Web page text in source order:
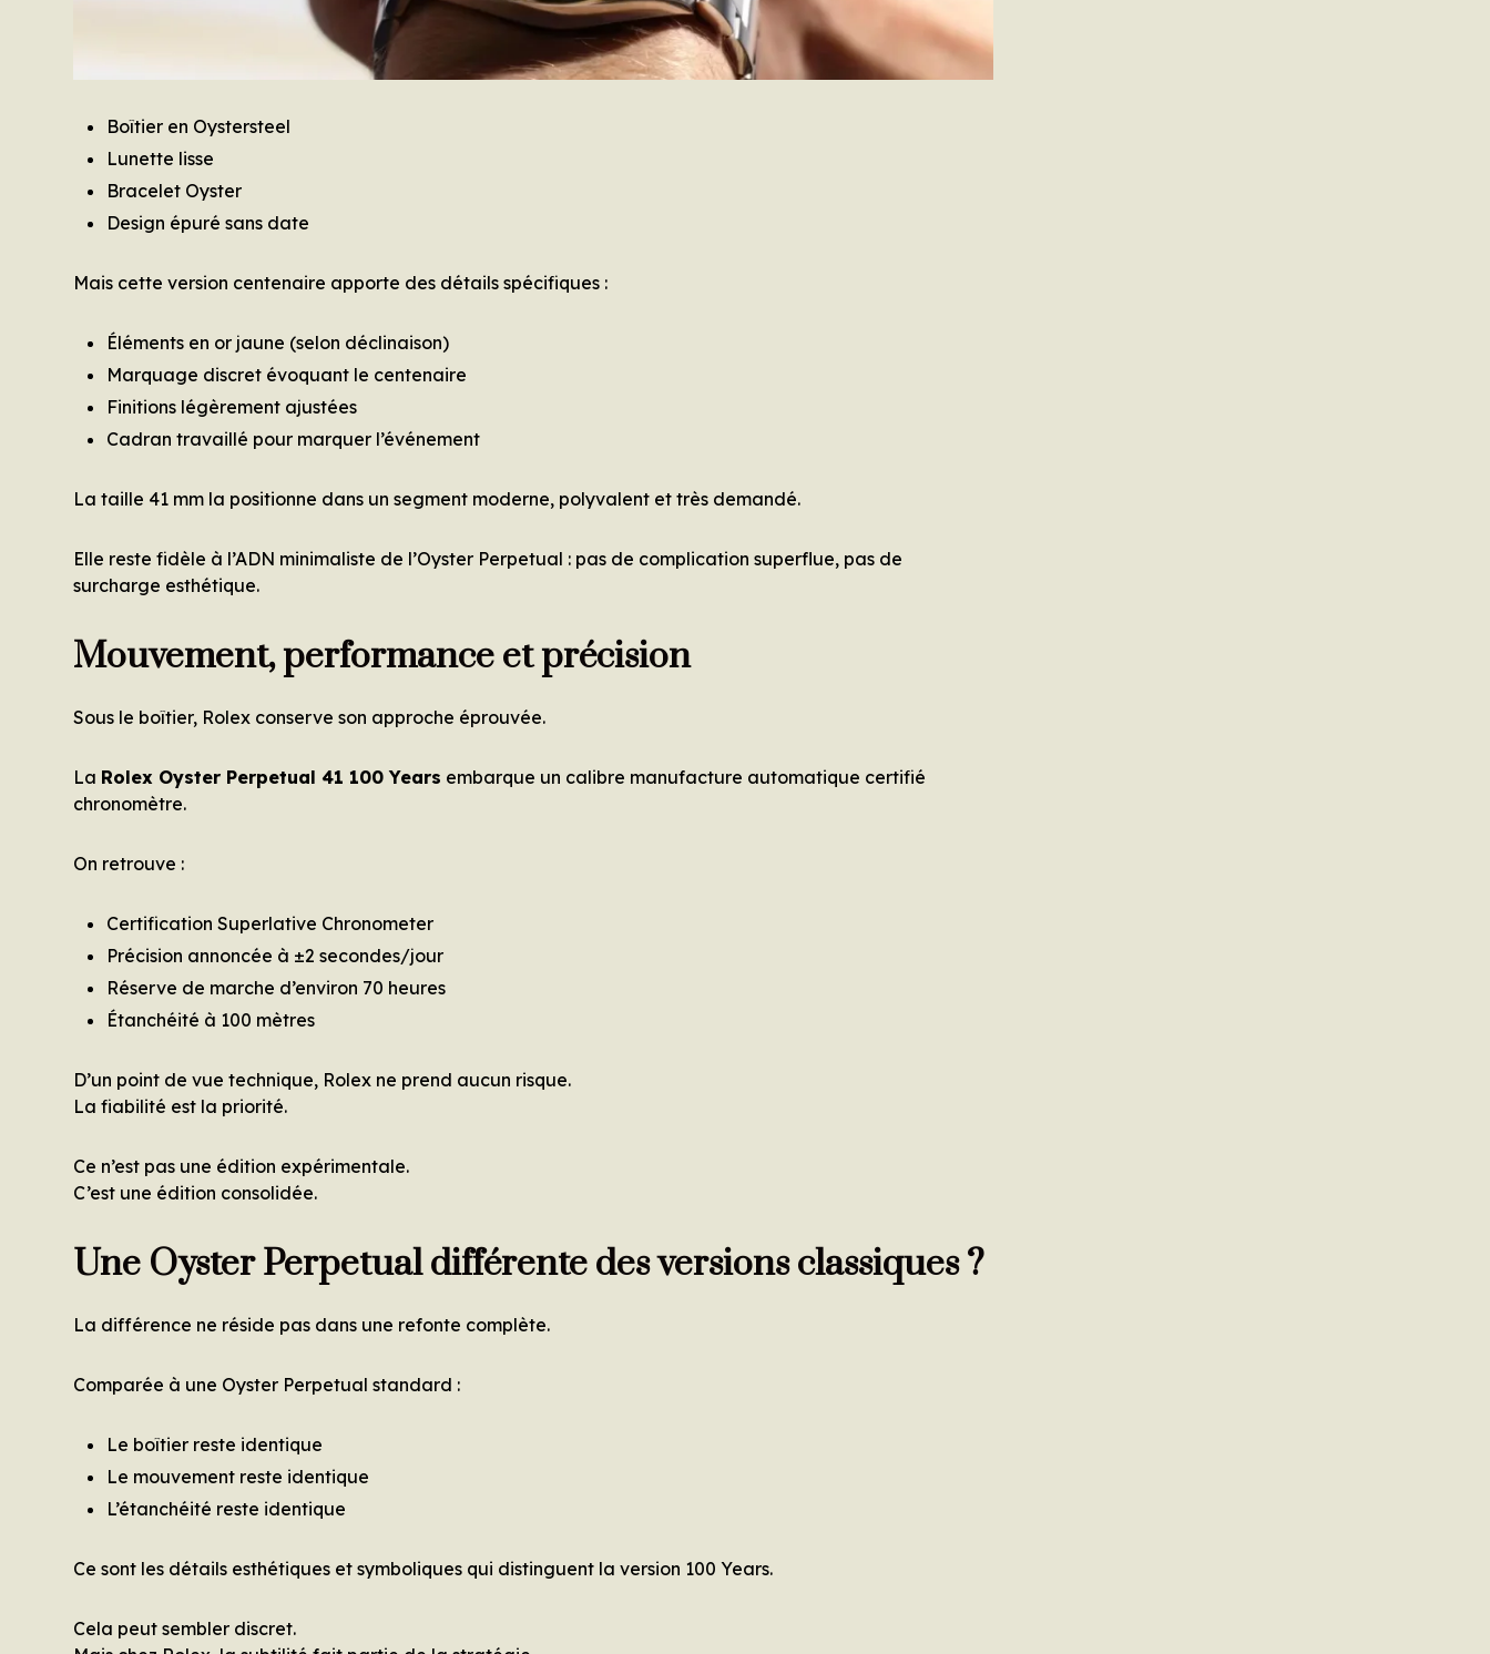
Boîtier en Oystersteel
Lunette lisse
Bracelet Oyster
Design épuré sans date
Mais cette version centenaire apporte des détails spécifiques :
Éléments en or jaune (selon déclinaison)
Marquage discret évoquant le centenaire
Finitions légèrement ajustées
Cadran travaillé pour marquer l’événement
La taille 41 mm la positionne dans un segment moderne, polyvalent et très demandé.
Elle reste fidèle à l’ADN minimaliste de l’Oyster Perpetual : pas de complication superflue, pas de
surcharge esthétique.
Mouvement, performance et précision
Sous le boîtier, Rolex conserve son approche éprouvée.
La Rolex Oyster Perpetual 41 100 Years embarque un calibre manufacture automatique certifié
chronomètre.
On retrouve :
Certification Superlative Chronometer
Précision annoncée à ±2 secondes/jour
Réserve de marche d’environ 70 heures
Étanchéité à 100 mètres
D’un point de vue technique, Rolex ne prend aucun risque.
La fiabilité est la priorité.
Ce n’est pas une édition expérimentale.
C’est une édition consolidée.
Une Oyster Perpetual différente des versions classiques ?
La différence ne réside pas dans une refonte complète.
Comparée à une Oyster Perpetual standard :
Le boîtier reste identique
Le mouvement reste identique
L’étanchéité reste identique
Ce sont les détails esthétiques et symboliques qui distinguent la version 100 Years.
Cela peut sembler discret.